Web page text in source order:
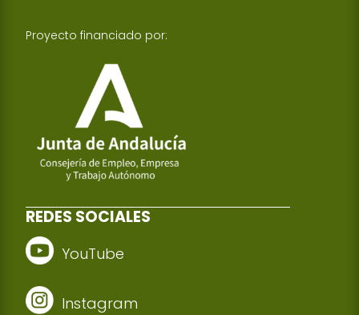
Proyecto financiado por:
REDES SOCIALES
YouTube
Instagram